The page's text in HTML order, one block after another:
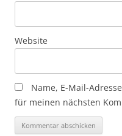
Website
Name, E-Mail-
für meinen nächsten